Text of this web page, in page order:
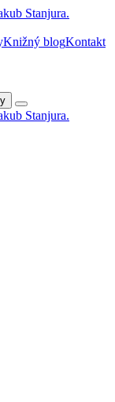
Knižný blogKontakt